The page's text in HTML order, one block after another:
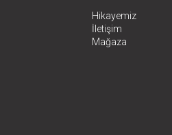
Hikayemiz
İletişim
Mağaza